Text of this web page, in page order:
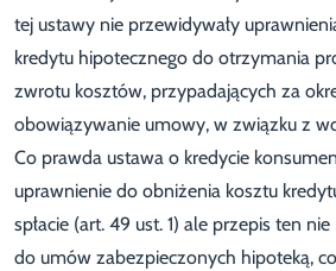
tej ustawy nie przewidywały
kredytu hipotecznego do otrzymania
zwrotu kosztów, przypadających za
obowiązywanie umowy, w związku z
Co prawda ustawa o kredycie
uprawnienie do obniżenia kosztu
spłacie (art. 49 ust. 1) ale przepis ten
do umów zabezpieczonych hipoteką,